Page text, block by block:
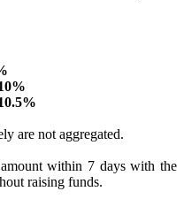
are not aggregated.
within 7 days with the
raising funds.